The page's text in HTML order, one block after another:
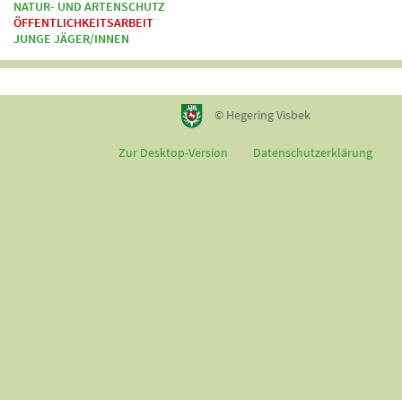
NATUR- UND ARTENSCHUTZ
ÖFFENTLICHKEITSARBEIT
JUNGE JÄGER/INNEN
© Hegering Visbek
Zur Desktop-Version Datenschutzerklärung